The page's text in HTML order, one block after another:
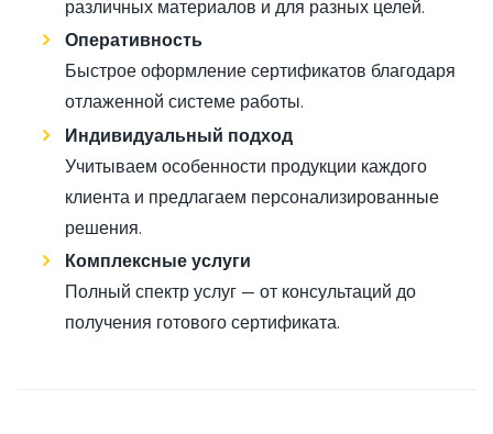
различных материалов и для разных целей.
Оперативность
Быстрое оформление сертификатов благодаря
отлаженной системе работы.
Индивидуальный подход
Учитываем особенности продукции каждого
клиента и предлагаем персонализированные
решения.
Комплексные услуги
Полный спектр услуг — от консультаций до
получения готового сертификата.